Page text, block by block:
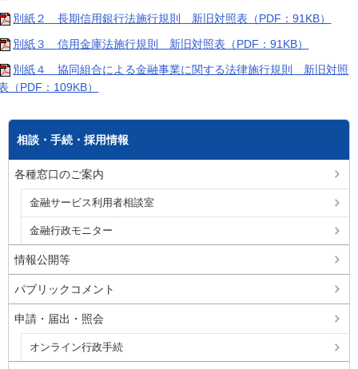
別紙２ 長期信用銀行法施行規則 新旧対照表（PDF：91KB）
別紙３ 信用金庫法施行規則 新旧対照表（PDF：91KB）
別紙４ 協同組合による金融事業に関する法律施行規則 新旧対照
（PDF：109KB）
相談・手続・採用情報
各種窓口のご案内
金融サービス利用者相談室
金融行政モニター
情報公開等
パブリックコメント
申請・届出・照会
オンライン行政手続